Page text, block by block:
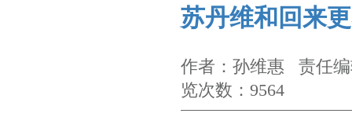
苏丹维和回来
作者：孙维惠 责任
览次数：9564